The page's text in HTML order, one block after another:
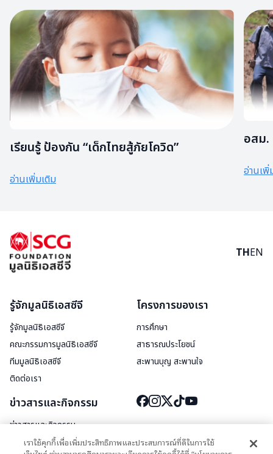
เรียนรู้ ป้องกัน “เด็กไทยสู้ภัยโควิด”
อ่านเพิ่มเติม
อสม.
อ่านเพิ่
THEN
รู้จักมูลนิธิเอสซีจี
รู้จักมูลนิธิเอสซีจี
คณะกรรมการมูลนิธิเอสซีจี
ทีมมูลนิธิเอสซีจี
ติดต่อเรา
โครงการของเรา
การศึกษา
สาธารณประโยชน์
สะพานบุญ สะพานใจ
ข่าวสารและกิจกรรม
ข่าวสารและกิจกรรม
สื่อประชาสัมพันธ์
เราใช้คุกกี้เพื่อเพิ่มประสิทธิภาพและประสบการณ์ที่ดีในการใช้